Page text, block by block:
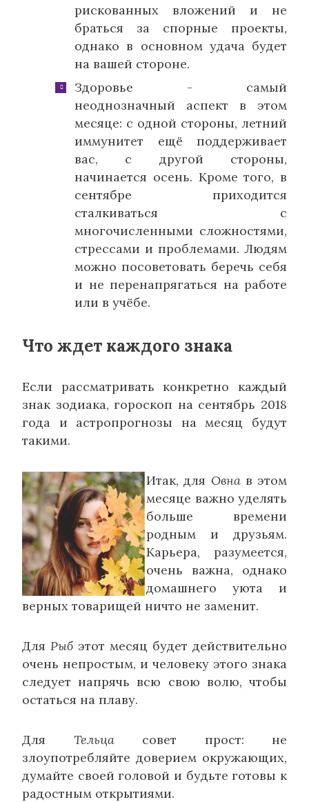
рискованных вложений и не
браться за спорные проекты,
однако в основном удача будет
на вашей стороне.
Здоровье - самый
неоднозначный аспект в этом
месяце: с одной стороны, летний
иммунитет ещё поддерживает
вас, с другой стороны,
начинается осень. Кроме того, в
сентябре приходится
сталкиваться с
многочисленными сложностями,
стрессами и проблемами. Людям
можно посоветовать беречь себя
и не перенапрягаться на работе
или в учёбе.
Что ждет каждого знака
Если рассматривать конкретно каждый
знак зодиака, гороскоп на сентябрь 2018
года и астропрогнозы на месяц будут
такими.
Итак, для Овна в этом
месяце важно уделять
больше времени
родным и друзьям.
Карьера, разумеется,
очень важна, однако
домашнего уюта и
верных товарищей ничто не заменит.
Для Рыб этот месяц будет действительно
очень непростым, и человеку этого знака
следует напрячь всю свою волю, чтобы
остаться на плаву.
Для Тельца совет прост: не
злоупотребляйте доверием окружающих,
думайте своей головой и будьте готовы к
радостным открытиями.